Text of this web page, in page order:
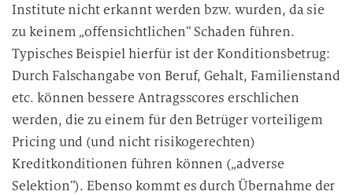
Institute nicht erkannt werden bzw. wurden, da sie
zu keinem „offensichtlichen“ Schaden führen.
Typisches Beispiel hierfür ist der Konditionsbetrug:
Durch Falschangabe von Beruf, Gehalt, Familienstand
etc. können bessere Antragsscores erschlichen
werden, die zu einem für den Betrüger vorteiligem
Pricing und (und nicht risikogerechten)
Kreditkonditionen führen können („adverse
Selektion“). Ebenso kommt es durch Übernahme der